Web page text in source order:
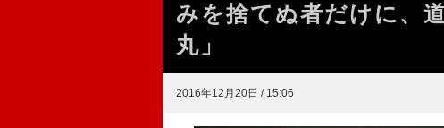
みを捨てぬ者だけに、
丸」
2016年12月20日 / 15:06